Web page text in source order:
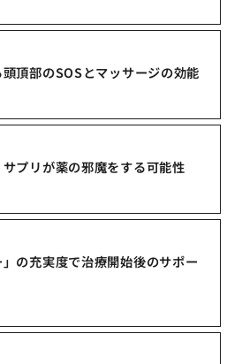
頂部のSOSとマッサージの効能
プリが薬の邪魔をする可能性
」の充実度で治療開始後のサポー